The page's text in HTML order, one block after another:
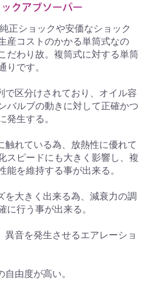
正ショックや安価なショック
産コストのかかる単筒式なの
だわり故。複筒式に対する単筒
りです。
で区分けされており、オイル容
バルブの動きに対して正確かつ
発生する。
触れている為、放熱性に優れて
スピードにも大きく影響し、複
能を維持する事が出来る。
を大きく出来る為、減衰力の調
に行う事が出来る。
異音を発生させるエアレーショ
由度が高い。